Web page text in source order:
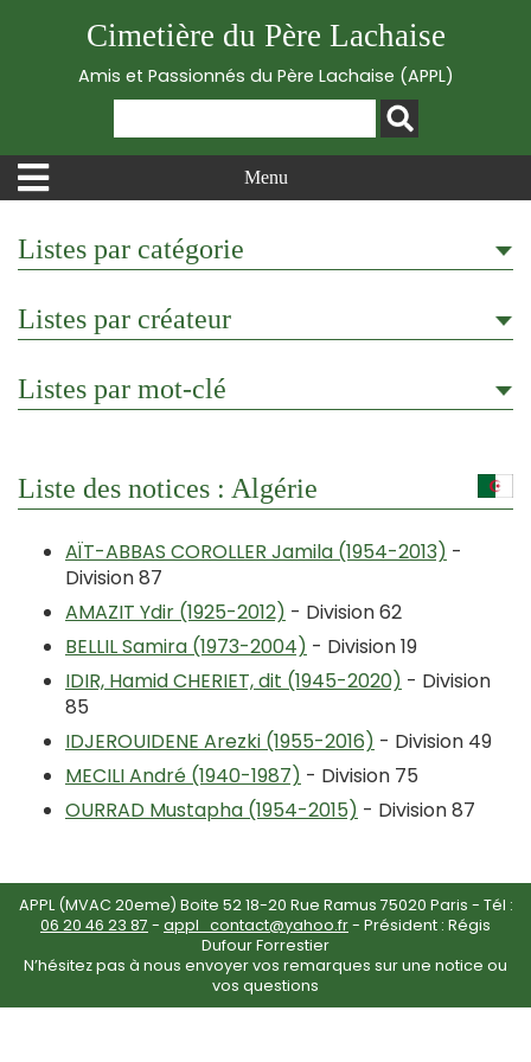
Cimetière du Père Lachaise
Amis et Passionnés du Père Lachaise (APPL)
Menu
Listes par catégorie
Listes par créateur
Listes par mot-clé
Liste des notices : Algérie
AÏT-ABBAS COROLLER Jamila (1954-2013) -
Division 87
AMAZIT Ydir (1925-2012) - Division 62
BELLIL Samira (1973-2004) - Division 19
IDIR, Hamid CHERIET, dit (1945-2020) - Division
85
IDJEROUIDENE Arezki (1955-2016) - Division 49
MECILI André (1940-1987) - Division 75
OURRAD Mustapha (1954-2015) - Division 87
APPL (MVAC 20eme) Boite 52 18-20 Rue Ramus 75020 Paris - Tél :
06 20 46 23 87 - appl_contact@yahoo.fr- Président : Régis
Dufour Forrestier
N’hésitez pas à nous envoyer vos remarques sur une notice ou
vos questions